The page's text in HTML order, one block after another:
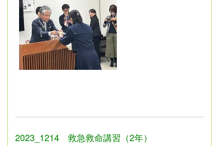
2023_1214 救急救命講習（2年）